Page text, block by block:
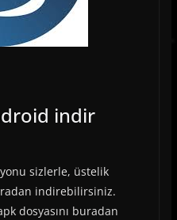
indir
sizlerle, üstelik
indirebilirsiniz.
dosyasını buradan